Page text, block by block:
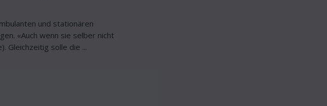
und stationären
«Auch wenn sie selber nicht
Gleichzeitig solle die ...